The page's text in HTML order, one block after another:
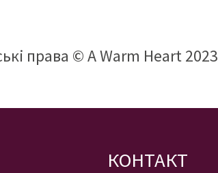
права © A Warm Heart 2023
КОНТАКТ